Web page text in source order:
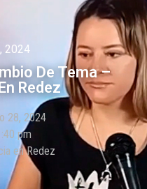
2024
De Tema –
Redez
28, 2024
pm
en Redez